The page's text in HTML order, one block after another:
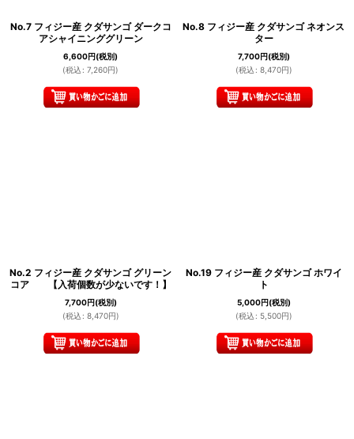
No.7 フィジー産 クダサンゴ ダークコ
アシャイニンググリーン
6,600円(税別)
(税込 : 7,260円)
No.8 フィジー産 クダサンゴ ネオンス
ター
7,700円(税別)
(税込 : 8,470円)
No.2 フィジー産 クダサンゴ グリーン
コア 【入荷個数が少ないです！】
7,700円(税別)
(税込 : 8,470円)
No.19 フィジー産 クダサンゴ ホワイ
ト
5,000円(税別)
(税込 : 5,500円)